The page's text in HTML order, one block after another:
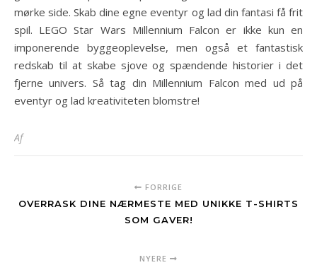
mørke side. Skab dine egne eventyr og lad din fantasi få frit
spil. LEGO Star Wars Millennium Falcon er ikke kun en
imponerende byggeoplevelse, men også et fantastisk
redskab til at skabe sjove og spændende historier i det
fjerne univers. Så tag din Millennium Falcon med ud på
eventyr og lad kreativiteten blomstre!
Af
FORRIGE
OVERRASK DINE NÆRMESTE MED UNIKKE T-SHIRTS
SOM GAVER!
NYERE